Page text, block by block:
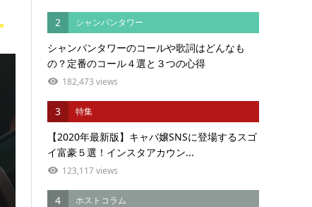
2 シャンパンタワー
シャンパンタワーのコールや歌詞はどんなも
の？定番のコール４選と３つの心得
182,473 views
3 特集
【2020年最新版】キャバ嬢SNSに登場するスゴ
イ富豪５選！インスタアカウン...
123,117 views
4 ホストコラム